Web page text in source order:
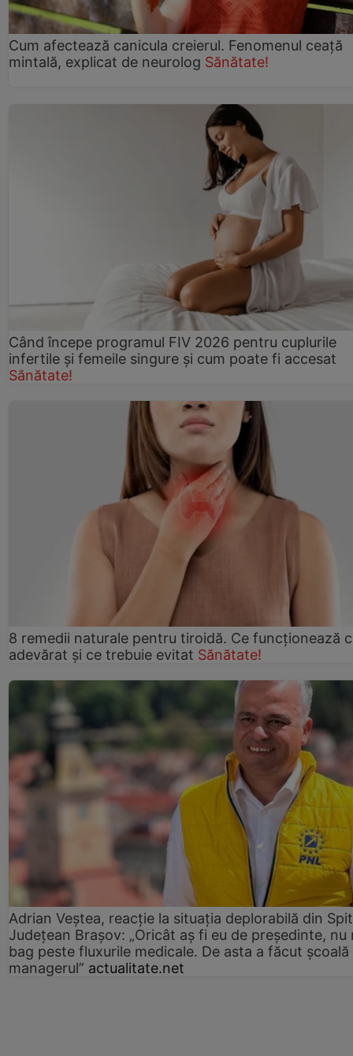
Cum afectează canicula creierul. Fenomenul ceață
mintală, explicat de neurolog Sănătate!
Când începe programul FIV 2026 pentru cuplurile
infertile şi femeile singure şi cum poate fi accesat
Sănătate!
8 remedii naturale pentru tiroidă. Ce funcționează
adevărat și ce trebuie evitat Sănătate!
Adrian Veștea, reacție la situația deplorabilă din
Județean Brașov: „Oricât aș fi eu de președinte, nu
bag peste fluxurile medicale. De asta a făcut școală
managerul” actualitate.net